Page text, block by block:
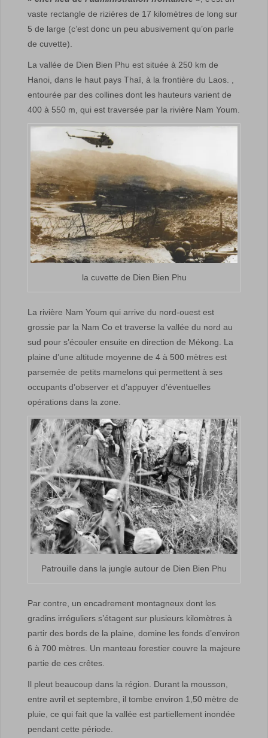
vaste rectangle de rizières de 17 kilomètres de long sur
5 de large (c’est donc un peu abusivement qu’on parle
de cuvette).
La vallée de Dien Bien Phu est située à 250 km de
Hanoi, dans le haut pays Thaï, à la frontière du Laos. ,
entourée par des collines dont les hauteurs varient de
400 à 550 m, qui est traversée par la rivière Nam Youm.
la cuvette de Dien Bien Phu
La rivière Nam Youm qui arrive du nord-ouest est
grossie par la Nam Co et traverse la vallée du nord au
sud pour s’écouler ensuite en direction de Mékong. La
plaine d’une altitude moyenne de 4 à 500 mètres est
parsemée de petits mamelons qui permettent à ses
occupants d’observer et d’appuyer d’éventuelles
opérations dans la zone.
Patrouille dans la jungle autour de Dien Bien Phu
Par contre, un encadrement montagneux dont les
gradins irréguliers s’étagent sur plusieurs kilomètres à
partir des bords de la plaine, domine les fonds d’environ
6 à 700 mètres. Un manteau forestier couvre la majeure
partie de ces crêtes.
Il pleut beaucoup dans la région. Durant la mousson,
entre avril et septembre, il tombe environ 1,50 mètre de
pluie, ce qui fait que la vallée est partiellement inondée
pendant cette période.